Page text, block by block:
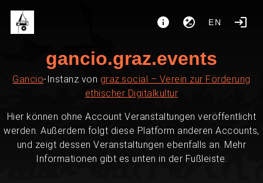
EN
gancio.graz.events
Gancio-Instanz von graz.social – Verein zur Förderung
ethischer Digitalkultur
Hier können ohne Account Veranstaltungen veröffentlicht
werden. Außerdem folgt diese Platform anderen Accounts,
und zeigt dessen Veranstaltungen ebenfalls an. Mehr
Informationen gibt es unten in der Fußleiste.